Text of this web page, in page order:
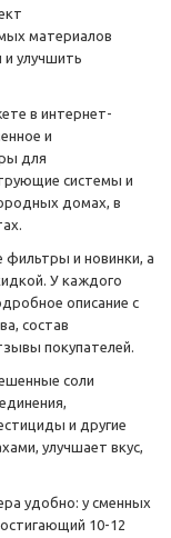
материалов
и улучшить
в интернет-
и
для
системы и
домах, в
фильтры и новинки, а
У каждого
описание с
состав
покупателей.
соли
и другие
улучшает вкус,
удобно: у сменных
10-12